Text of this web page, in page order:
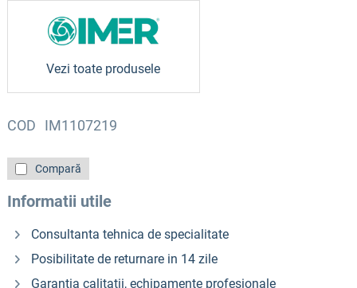
Compară
Informatii utile
Consultanta tehnica de specialitate
Posibilitate de returnare in 14 zile
Garantia calitatii, echipamente profesionale
COD IM1107219
Vezi toate produsele